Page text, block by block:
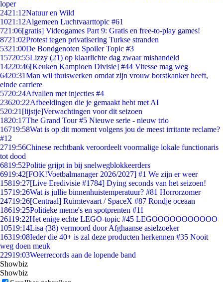
loper
2421:12Natuur en Wild
1021:12Algemeen Luchtvaarttopic #61
721:06[gratis] Videogames Part 9: Gratis en free-to-play games!
8721:02Protest tegen privatisering Turkse stranden
5321:00De Bondgenoten Spoiler Topic #3
15720:55Lizzy (21) op klaarlichte dag zwaar mishandeld
14220:46[Keuken Kampioen Divisie] #44 Vitesse mag weg
6420:31Man wil thuiswerken omdat zijn vrouw borstkanker heeft,
einde carriere
5720:24Afvallen met injecties #4
23620:22Afbeeldingen die je gemaakt hebt met AI
520:21 [lijstje]Verwachtingen voor dit seizoen
1820:17The Grand Tour #5 Nieuwe serie - nieuw trio
16719:58Wat is op dit moment volgens jou de meest irritante reclame?
#12
2719:56Chinese rechtbank veroordeelt voormalige lokale functionaris
tot dood
6819:52Politie grijpt in bij snelwegblokkeerders
6919:42[FOK!Voetbalmanager 2026/2027] #1 We zijn er weer
15819:27[Live Eredivisie #1784] Dying seconds van het seizoen!
15719:26Wat is jullie binnenhuistemperatuur? #81 Horrorzomer
24719:26[Centraal] Ruimtevaart / SpaceX #87 Rondje oceaan
18619:25Politieke meme's en spotprenten #11
26119:22Het enige echte LEGO-topic #45 LEGOOOOOOOOOOO
10519:14Lisa (38) vermoord door Afghaanse asielzoeker
16319:08Ieder die 40+ is zal deze producten herkennen #35 Nooit
weg doen meuk
22919:03Weerrecords aan de lopende band
Showbiz
Showbiz